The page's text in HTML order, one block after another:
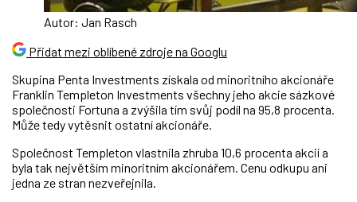
Autor: Jan Rasch
Přidat mezi oblíbené zdroje na Googlu
Skupina Penta Investments získala od minoritního akcionáře
Franklin Templeton Investments všechny jeho akcie sázkové
společnosti Fortuna a zvýšila tím svůj podíl na 95,8 procenta.
Může tedy vytěsnit ostatní akcionáře.
Společnost Templeton vlastnila zhruba 10,6 procenta akcií a
byla tak největším minoritním akcionářem. Cenu odkupu ani
jedna ze stran nezveřejnila.